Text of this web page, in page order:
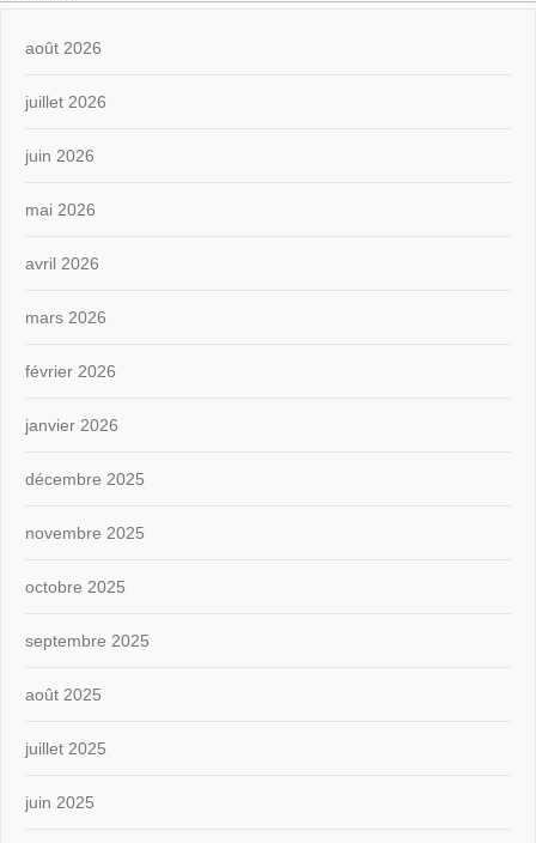
août 2026
juillet 2026
juin 2026
mai 2026
avril 2026
mars 2026
février 2026
janvier 2026
décembre 2025
novembre 2025
octobre 2025
septembre 2025
août 2025
juillet 2025
juin 2025